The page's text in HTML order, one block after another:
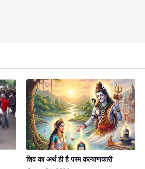
शिव का अर्थ ही है परम कल्याणकारी